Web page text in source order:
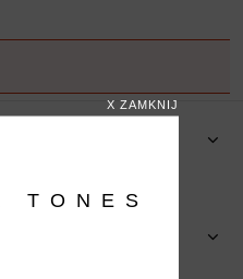
X ZAMKNIJ
TONES